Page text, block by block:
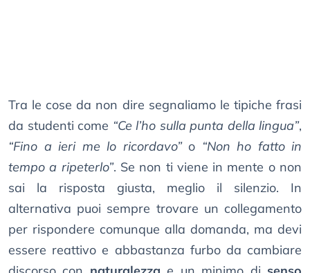
Tra le cose da non dire segnaliamo le tipiche frasi
da studenti come “Ce l’ho sulla punta della lingua”,
“Fino a ieri me lo ricordavo”o “Non ho fatto in
tempo a ripeterlo”. Se non ti viene in mente o non
sai la risposta giusta, meglio il silenzio. In
alternativa puoi sempre trovare un collegamento
per rispondere comunque alla domanda, ma devi
essere reattivo e abbastanza furbo da cambiare